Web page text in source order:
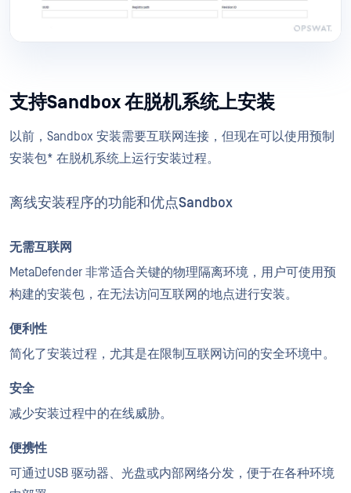
支持Sandbox 在脱机系统上安装
以前，Sandbox 安装需要互联网连接，但现在可以使用预制
安装包* 在脱机系统上运行安装过程。
离线安装程序的功能和优点Sandbox
无需互联网
MetaDefender 非常适合关键的物理隔离环境，用户可使用预
构建的安装包，在无法访问互联网的地点进行安装。
便利性
简化了安装过程，尤其是在限制互联网访问的安全环境中。
安全
减少安装过程中的在线威胁。
便携性
可通过USB 驱动器、光盘或内部网络分发，便于在各种环境